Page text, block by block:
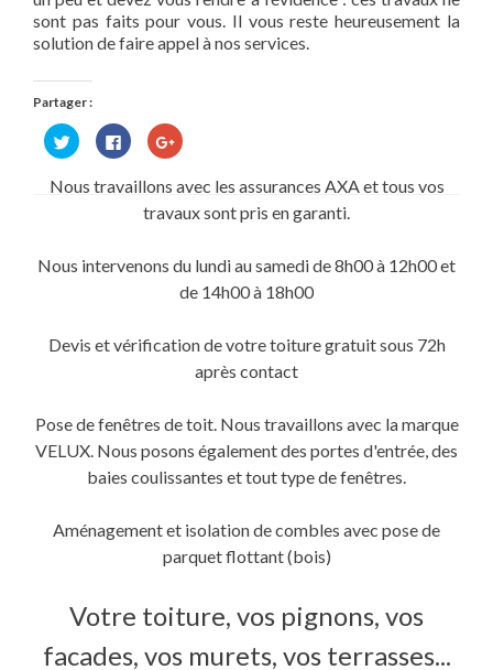
sont pas faits pour vous. Il vous reste heureusement la
solution de faire appel à nos services.
Partager :
Cliquez
pour
partager
Twitter(ouvre
Cliquez
pour
partager
sur
Facebook(ouvre
dans
une
Cliquez
pour
Google+
dans
fenêtre)
Nous travaillons avec les assurances AXA et tous vos
travaux sont pris en garanti.
Nous intervenons du lundi au samedi de 8h00 à 12h00 et
de 14h00 à 18h00
Devis et vérification de votre toiture gratuit sous 72h
après contact
Pose de fenêtres de toit. Nous travaillons avec la marque
VELUX. Nous posons également des portes d'entrée, des
baies coulissantes et tout type de fenêtres.
Aménagement et isolation de combles avec pose de
parquet flottant (bois)
Votre toiture, vos pignons, vos
facades, vos murets, vos terrasses...